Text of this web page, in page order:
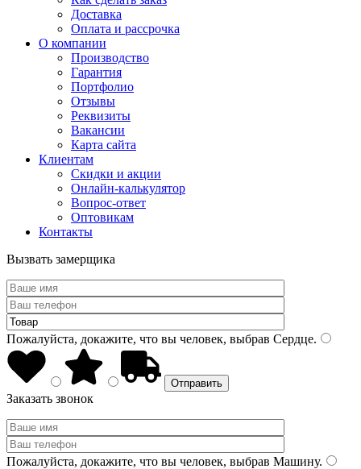
Доставка
Оплата и рассрочка
О компании
Производство
Гарантия
Портфолио
Отзывы
Реквизиты
Вакансии
Карта сайта
Клиентам
Скидки и акции
Онлайн-калькулятор
Вопрос-ответ
Оптовикам
Контакты
Вызвать замерщика
Пожалуйста, докажите, что вы человек, выбрав Сердце.
Заказать звонок
Пожалуйста, докажите, что вы человек, выбрав Машину.